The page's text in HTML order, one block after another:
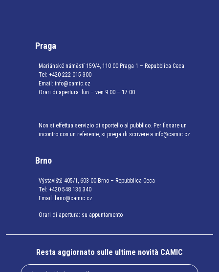
Praga
Mariánské náměstí 159/4, 110 00 Praga 1 – Repubblica Ceca
Tel: +420 222 015 300
Email: info@camic.cz
Orari di apertura: lun – ven 9:00 – 17:00
Non si effettua servizio di sportello al pubblico. Per fissare un
incontro con un referente, si prega di scrivere a info@camic.cz
Brno
Výstaviště 405/1, 603 00 Brno – Repubblica Ceca
Tel: +420 548 136 340
Email: brno@camic.cz
Orari di apertura: su appuntamento
Resta aggiornato sulle ultime novità CAMIC